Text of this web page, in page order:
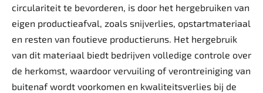
circulariteit te bevorderen, is door het hergebruiken van
eigen productie­afval, zoals snijverlies, opstartmateriaal
en resten van foutieve productieruns. Het hergebruik
van dit materiaal biedt bedrijven volledige controle over
de herkomst, waardoor vervuiling of verontreiniging van
buitenaf wordt voorkomen en kwaliteitsverlies bij de